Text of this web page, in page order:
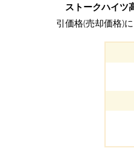
ストークハイツ
引価格(売却価格)